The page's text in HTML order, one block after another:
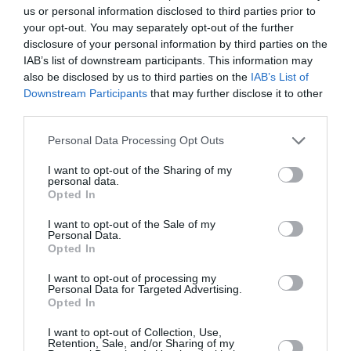
us or personal information disclosed to third parties prior to
your opt-out. You may separately opt-out of the further
disclosure of your personal information by third parties on the
IAB’s list of downstream participants. This information may
also be disclosed by us to third parties on the IAB’s List of
Downstream Participants that may further disclose it to other
Personal Data Processing Opt Outs
I want to opt-out of the Sharing of my
personal data.
Opted In
I want to opt-out of the Sale of my
Personal Data.
Opted In
I want to opt-out of processing my
Personal Data for Targeted Advertising.
Opted In
I want to opt-out of Collection, Use,
Retention, Sale, and/or Sharing of my
για τον μυκηναϊκό πολιτισμό και τους Μυκηναίους στις
διάφορες πτυχές της ζωής τους. Επίσης, θα έχουν τη
δυνατότητα απτικής επαφής με αντίγραφα αρχαίων
αντικειμένων και με τη βοήθεια της εικαστικού του
Μουσείου τα παιδιά, εμπνευσμένα από τα εκθέματα, θα
φτιάξουν τα δικά τους έργα.
Ώρα διεξαγωγής:11:00 – 13:00
Όλες οι εκπαιδευτικές δράσεις παρέχονται δωρεάν για τα
Απαραίτητες οι δηλώσεις συμμετοχής, κατόπιν τηλεφωνικής
συνεννόησης.
Ταυτότητα
Περισσότερες πληροφορίες: namuseum.gr